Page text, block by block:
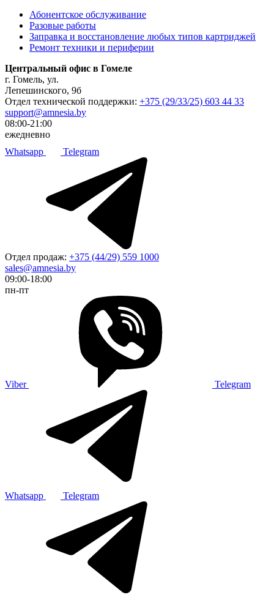
Абонентское обслуживание
Разовые работы
Заправка и восстановление любых типов картриджей
Ремонт техники и периферии
Центральный офис в Гомеле
г. Гомель, ул.
Лепешинского, 9б
Отдел технической поддержки: +375 (29/33/25) 603 44 33
support@amnesia.by
08:00-21:00
ежедневно
Whatsapp
Telegram
Отдел продаж: +375 (44/29) 559 1000
sales@amnesia.by
09:00-18:00
пн-пт
Viber Telegram
Whatsapp Telegram